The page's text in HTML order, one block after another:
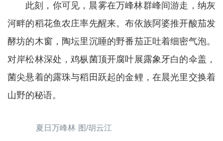
此刻，你可见，晨雾在万峰林群峰间游走，纳灰
河畔的稻花鱼农庄率先醒来。布依族阿婆推开酸茄发
酵坊的木窗，陶坛里沉睡的野番茄正吐着细密气泡。
对岸松林深处，鸡枞菌顶开腐叶展露象牙白的伞盖，
菌尖悬着的露珠与稻田跃起的金鲤，在晨光里交换着
山野的秘语。
夏日万峰林 图/胡云江